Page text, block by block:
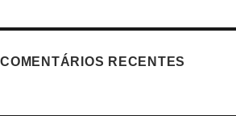
COMENTÁRIOS RECENTES